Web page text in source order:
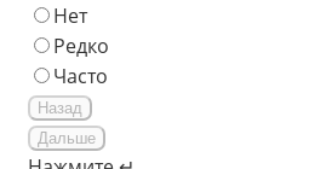
Нет
Редко
Часто
Назад
Дальше